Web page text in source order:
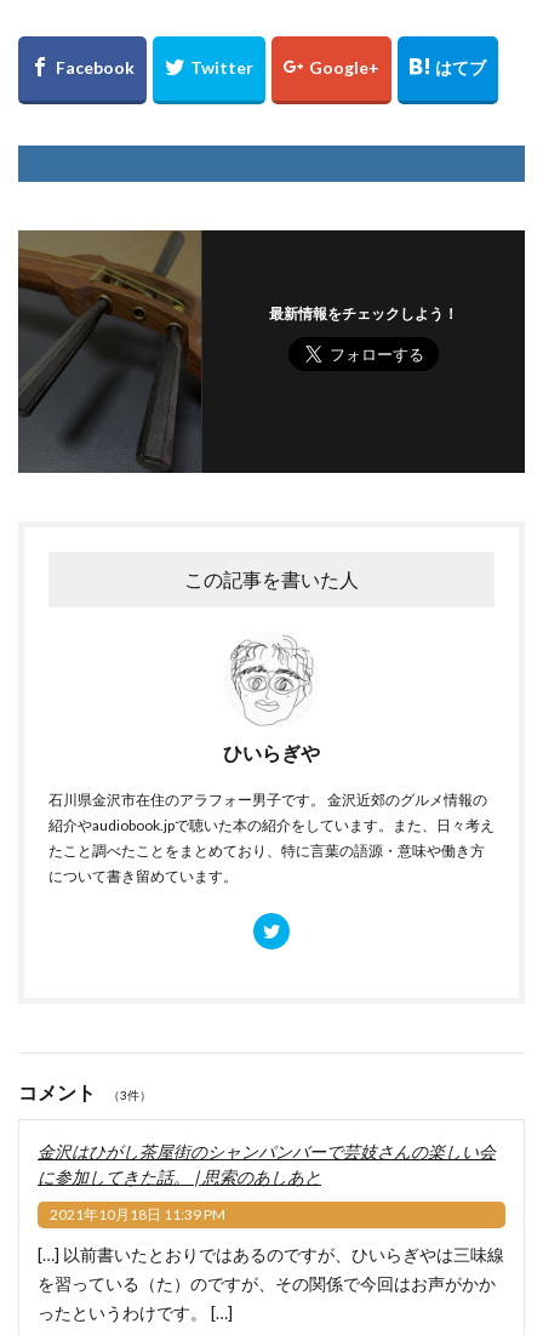
最新情報をチェックしよう！
この記事を書いた人
ひいらぎや
石川県金沢市在住のアラフォー男子です。 金沢近郊のグルメ情報の
紹介やaudiobook.jpで聴いた本の紹介をしています。また、日々考え
たこと調べたことをまとめており、特に言葉の語源・意味や働き方
について書き留めています。
コメント （3件）
金沢はひがし茶屋街のシャンパンバーで芸妓さんの楽しい会
に参加してきた話。 | 思索のあしあと
2021年10月18日 11:39 PM
[…] 以前書いたとおりではあるのですが、ひいらぎやは三味線
を習っている（た）のですが、その関係で今回はお声がかか
ったというわけです。 […]